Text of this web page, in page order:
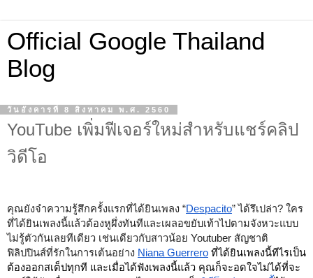
Official Google Thailand
Blog
วันอังคารที่ 8 สิงหาคม พ.ศ. 2560
YouTube เพิ่มฟีเจอร์ใหม่สำหรับแชร์คลิป
วิดีโอ
คุณยังจำความรู้สึกครั้งแรกที่ได้ยินเพลง “Despacito” ได้รึเปล่า? ใคร
ที่ได้ยินเพลงนี้แล้วต้องหูผึ่งทันทีและเผลอขยับเท้าไปตามจังหวะแบบ
ไม่รู้ตัวกันเลยทีเดียว เช่นเดียวกับสาวน้อย Youtuber สัญชาติ
ฟิลิปปินส์ที่รักในการเต้นอย่าง Niana Guerrero ที่ได้ยินเพลงนี้ทีไรเป็น
ต้องออกสเต็ปทุกที และเมื่อได้ฟังเพลงนี้แล้ว คุณก็จะอดใจไม่ได้ที่จะ